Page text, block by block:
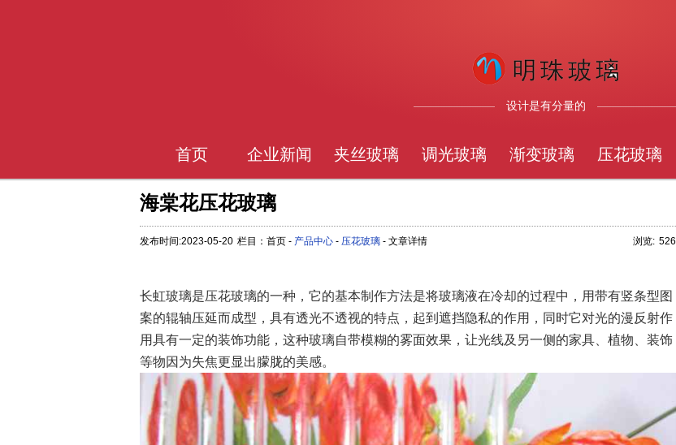
设计是有分量的
首页 企业新闻 夹丝玻璃 调光玻璃 渐变玻璃 压花玻璃
海棠花压花玻璃
发布时间:2023-05-20 栏目：首页 - 产品中心 - 压花玻璃 - 文章详情 浏览: 526
长虹玻璃是压花玻璃的一种，它的基本制作方法是将玻璃液在冷却的过程中，用带有竖条型图
案的辊轴压延而成型，具有透光不透视的特点，起到遮挡隐私的作用，同时它对光的漫反射作
用具有一定的装饰功能，这种玻璃自带模糊的雾面效果，让光线及另一侧的家具、植物、装饰
等物因为失焦更显出朦胧的美感。